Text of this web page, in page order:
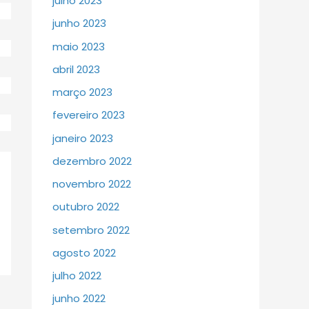
junho 2023
maio 2023
abril 2023
março 2023
fevereiro 2023
janeiro 2023
dezembro 2022
novembro 2022
outubro 2022
setembro 2022
agosto 2022
julho 2022
junho 2022